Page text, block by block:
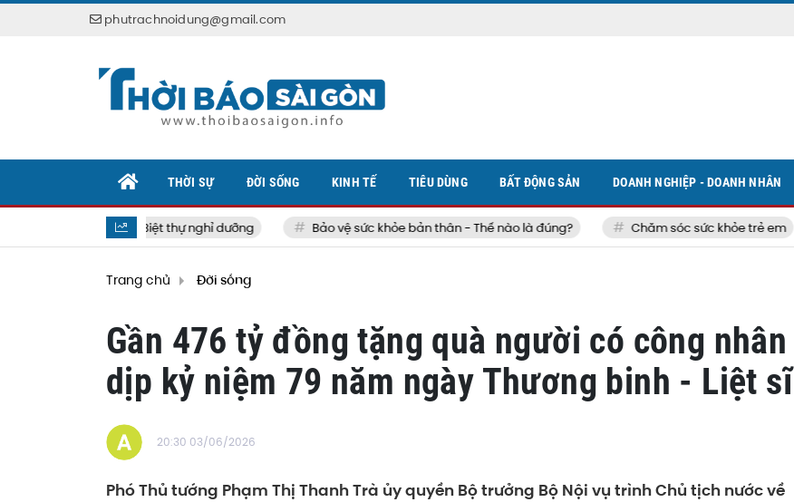
phutrachnoidung@gmail.com
Biệt thự nghỉ dưỡng Bảo vệ sức khỏe bản thân - Thế nào là đúng? Chăm sóc sức khỏe trẻ em
THỜI SỰ ĐỜI SỐNG KINH TẾ TIÊU DÙNG BẤT ĐỘNG SẢN DOANH NGHIỆP - DOANH NHÂN
Trang chủ Đời sống
Gần 476 tỷ đồng tặng quà người có công nhân
dịp kỷ niệm 79 năm ngày Thương binh - Liệt sĩ
20:30 03/06/2026
Phó Thủ tướng Phạm Thị Thanh Trà ủy quyền Bộ trưởng Bộ Nội vụ trình Chủ tịch nước về